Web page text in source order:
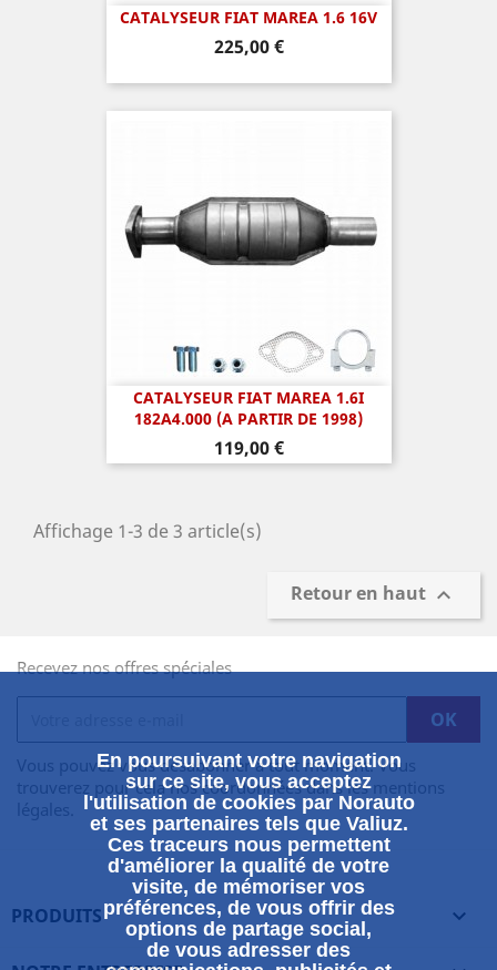
CATALYSEUR FIAT MAREA 1.6 16V
Prix
225,00 €
CATALYSEUR FIAT MAREA 1.6I
182A4.000 (A PARTIR DE 1998)
Prix
119,00 €
Affichage 1-3 de 3 article(s)
Retour en haut 
Recevez nos offres spéciales
Vous pouvez vous désabonner à tout moment. Vous
trouverez pour cela nos coordonnées dans les mentions
légales.
PRODUITS 
En poursuivant votre navigation
sur ce site, vous acceptez
l'utilisation de cookies par Norauto
et ses partenaires tels que Valiuz.
Ces traceurs nous permettent
d'améliorer la qualité de votre
visite, de mémoriser vos
préférences, de vous offrir des
options de partage social,
de vous adresser des